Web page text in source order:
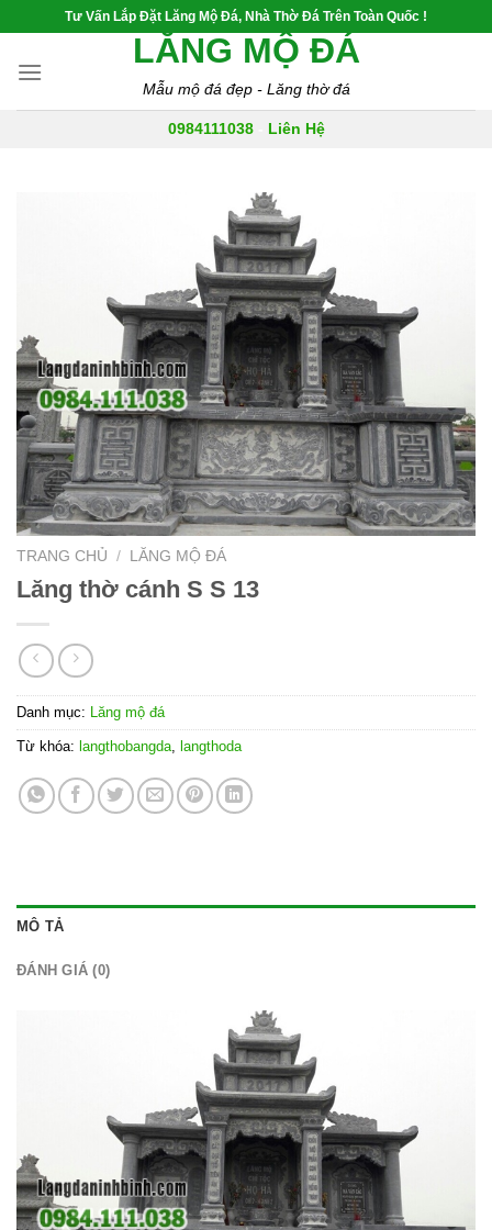
content
Tư Vấn Lắp Đặt Lăng Mộ Đá, Nhà Thờ Đá Trên Toàn Quốc !
LĂNG MỘ ĐÁ
Mẫu mộ đá đẹp - Lăng thờ đá
0984111038- Liên Hệ
TRANG CHỦ / LĂNG MỘ ĐÁ
Lăng thờ cánh S S 13
Danh mục: Lăng mộ đá
Từ khóa: langthobangda, langthoda
MÔ TẢ
ĐÁNH GIÁ (0)